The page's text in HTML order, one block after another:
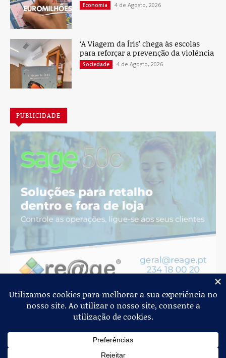
Economia 4 de Agosto, 2026
‘A Viagem da Íris’ chega às escolas
para reforçar a prevenção da violência
Sociedade 4 de Agosto, 2026
PUBLICIDADE
Jornal de Albergaria,2026© Todos os Direitos Reservados
Estatuto Editorial